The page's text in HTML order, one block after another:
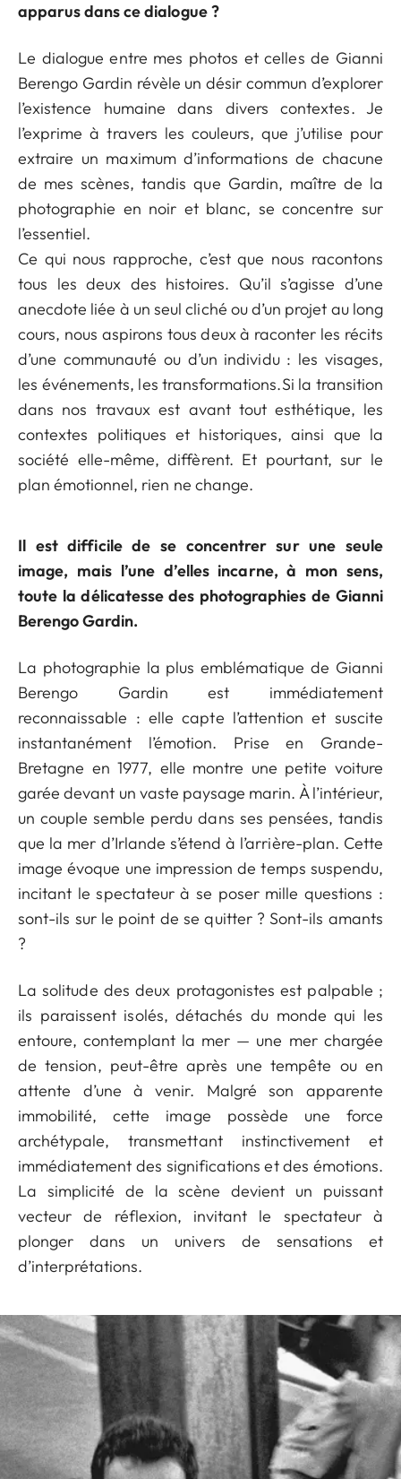
apparus dans ce dialogue ?
Le dialogue entre mes photos et celles de Gianni
Berengo Gardin révèle un désir commun d’explorer
l’existence humaine dans divers contextes. Je
l’exprime à travers les couleurs, que j’utilise pour
extraire un maximum d’informations de chacune
de mes scènes, tandis que Gardin, maître de la
photographie en noir et blanc, se concentre sur
l’essentiel.
Ce qui nous rapproche, c’est que nous racontons
tous les deux des histoires. Qu’il s’agisse d’une
anecdote liée à un seul cliché ou d’un projet au long
cours, nous aspirons tous deux à raconter les récits
d’une communauté ou d’un individu : les visages,
les événements, les transformations.Si la transition
dans nos travaux est avant tout esthétique, les
contextes politiques et historiques, ainsi que la
société elle-même, diffèrent. Et pourtant, sur le
plan émotionnel, rien ne change.
Il est difficile de se concentrer sur une seule
image, mais l’une d’elles incarne, à mon sens,
toute la délicatesse des photographies de Gianni
Berengo Gardin.
La photographie la plus emblématique de Gianni
Berengo Gardin est immédiatement
reconnaissable : elle capte l’attention et suscite
instantanément l’émotion. Prise en Grande-
Bretagne en 1977, elle montre une petite voiture
garée devant un vaste paysage marin. À l’intérieur,
un couple semble perdu dans ses pensées, tandis
que la mer d’Irlande s’étend à l’arrière-plan. Cette
image évoque une impression de temps suspendu,
incitant le spectateur à se poser mille questions :
sont-ils sur le point de se quitter ? Sont-ils amants
?
La solitude des deux protagonistes est palpable ;
ils paraissent isolés, détachés du monde qui les
entoure, contemplant la mer — une mer chargée
de tension, peut-être après une tempête ou en
attente d’une à venir. Malgré son apparente
immobilité, cette image possède une force
archétypale, transmettant instinctivement et
immédiatement des significations et des émotions.
La simplicité de la scène devient un puissant
vecteur de réflexion, invitant le spectateur à
plonger dans un univers de sensations et
d’interprétations.